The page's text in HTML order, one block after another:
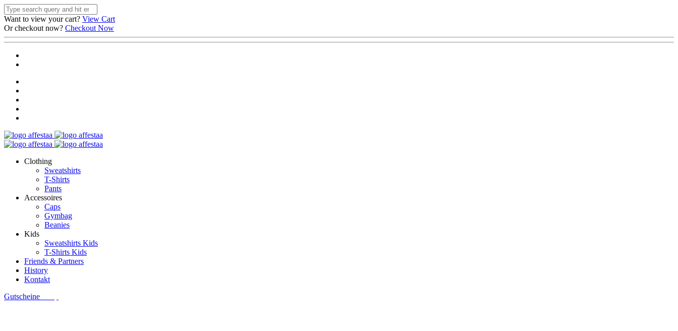
Want to view your cart? View Cart
Or checkout now? Checkout Now
Clothing
Sweatshirts
T-Shirts
Pants
Accessoires
Caps
Gymbag
Beanies
Kids
Sweatshirts Kids
T-Shirts Kids
Friends & Partners
History
Kontakt
Gutscheine